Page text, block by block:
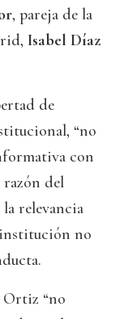
, pareja de la
Isabel Díaz
de
“no
con
del
relevancia
institución no
Ortiz “no